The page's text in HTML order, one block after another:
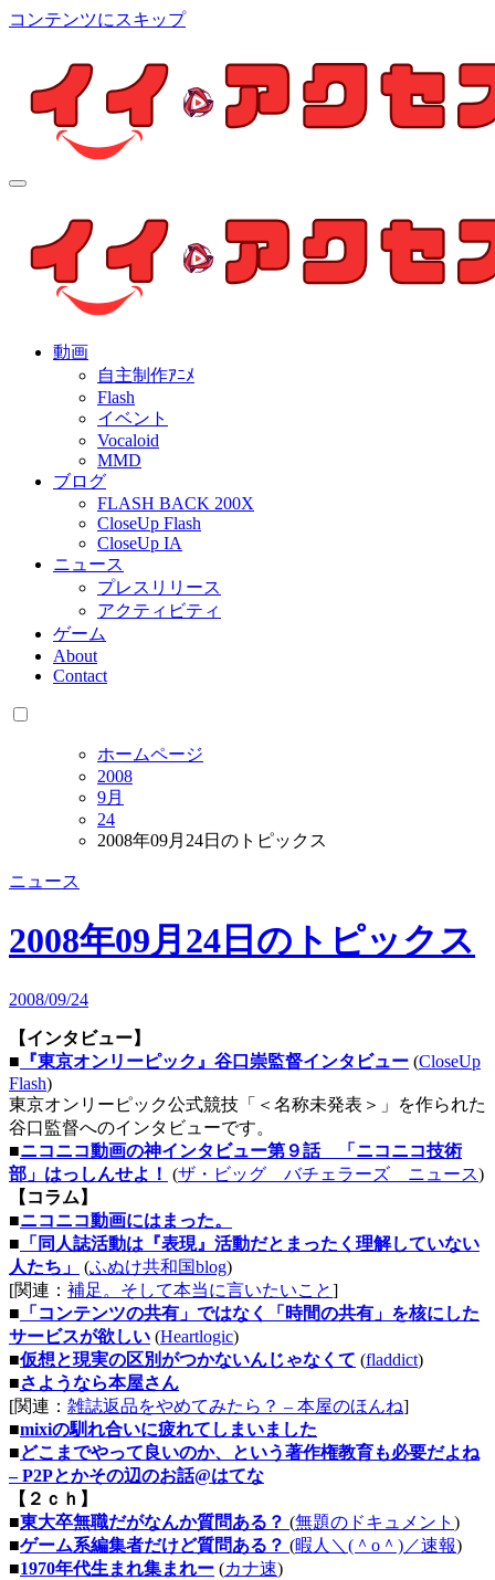
コンテンツにスキップ
個人制作アニメを中心とした動画紹介ブログ
動画
自主制作ｱﾆﾒ
Flash
イベント
Vocaloid
MMD
ブログ
FLASH BACK 200X
CloseUp Flash
CloseUp IA
ニュース
プレスリリース
アクティビティ
ゲーム
About
Contact
ホームページ
2008
9月
24
2008年09月24日のトピックス
ニュース
2008年09月24日のトピックス
2008/09/24
【インタビュー】
■ 『東京オンリーピック』谷口崇監督インタビュー (CloseUp
Flash)
東京オンリーピック公式競技「＜名称未発表＞」を作られた
谷口監督へのインタビューです。
■ニコニコ動画の神インタビュー第９話 「ニコニコ技術
部」はっしんせよ！ (ザ・ビッグ バチェラーズ ニュース)
【コラム】
■ニコニコ動画にはまった。
■ 「同人誌活動は『表現』活動だとまったく理解していない
人たち」
(ふぬけ共和国blog)
[関連： 補足。そして本当に言いたいこと]
■ 「コンテンツの共有」ではなく「時間の共有」を核にした
サービスが欲しい (Heartlogic)
■仮想と現実の区別がつかないんじゃなくて (fladdict)
■さようなら本屋さん
[関連： 雑誌返品をやめてみたら？ – 本屋のほんね]
■mixiの馴れ合いに疲れてしまいました
■どこまでやって良いのか、という著作権教育も必要だよね
– P2Pとかその辺のお話@はてな
【２ｃｈ】
■東大卒無職だがなんか質問ある？ (無題のドキュメント )
■ゲーム系編集者だけど質問ある？ (暇人＼(＾o＾)／速報)
■1970年代生まれ集まれー (カナ速)